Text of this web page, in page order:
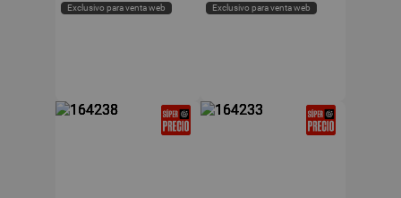
Exclusivo para venta web Exclusivo para venta web